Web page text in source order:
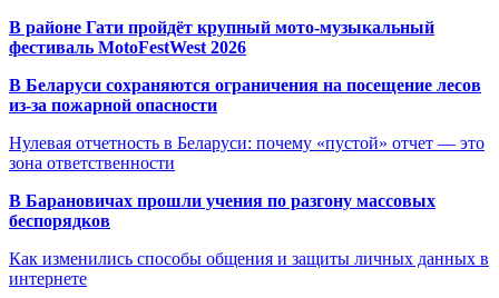
В районе Гати пройдёт крупный мото-музыкальный
фестиваль MotoFestWest 2026
В Беларуси сохраняются ограничения на посещение лесов
из-за пожарной опасности
Нулевая отчетность в Беларуси: почему «пустой» отчет — это
зона ответственности
В Барановичах прошли учения по разгону массовых
беспорядков
Как изменились способы общения и защиты личных данных в
интернете